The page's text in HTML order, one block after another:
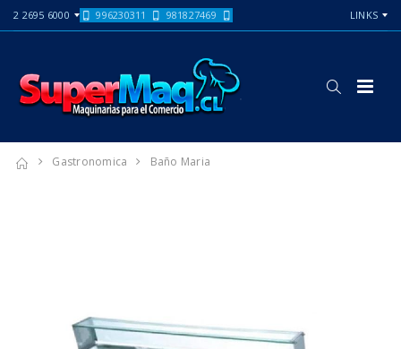
2 2695 6000 996230311 981827469 LINKS
Gastronomica Baño Maria